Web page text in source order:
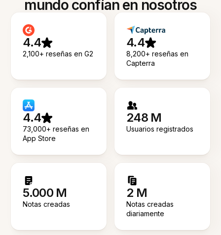
mundo confían en nosotros
4.4
2,100+ reseñas en G2
4.4
8,200+ reseñas en
Capterra
4.4
73,000+ reseñas en
App Store
248 M
Usuarios registrados
5.000 M
Notas creadas
2 M
Notas creadas
diariamente